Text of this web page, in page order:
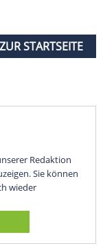
STARTSEITE
Redaktion
Sie können
wieder